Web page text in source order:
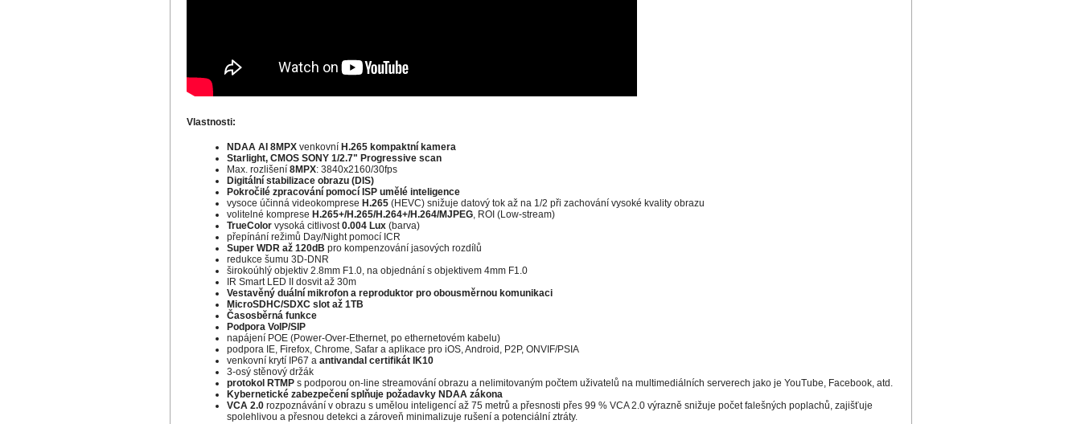
Vlastnosti:
NDAA AI 8MPXvenkovní H.265 kompaktní kamera
Starlight, CMOS SONY 1/2.7" Progressive scan
Max. rozlišení 8MPX: 3840x2160/30fps
Digitální stabilizace obrazu (DIS)
Pokročilé zpracování pomocí ISP umělé inteligence
vysoce účinná videokomprese H.265(HEVC) snižuje datový tok až na 1/2 při zachování vysoké kvality obrazu
volitelné komprese H.265+/H.265/H.264+/H.264/MJPEG, ROI (Low-stream)
TrueColorvysoká citlivost0.004 Lux(barva)
přepínání režimů Day/Night pomocí ICR
Super WDR až 120dB pro kompenzování jasových rozdílů
redukce šumu 3D-DNR
širokoúhlý objektiv 2.8mm F1.0, na objednání s objektivem 4mm F1.0
IR Smart LED II dosvit až 30m
Vestavěný duální mikrofon a reproduktor pro obousměrnou komunikaci
MicroSDHC/SDXC slot až 1TB
Časosběrná funkce
Podpora VoIP/SIP
napájení POE (Power-Over-Ethernet, po ethernetovém kabelu)
podpora IE, Firefox, Chrome, Safar a aplikace pro iOS, Android, P2P, ONVIF/PSIA
venkovní krytí IP67 a antivandal certifikát IK10
3-osý stěnový držák
protokol RTMPs podporou on-line streamování obrazu a nelimitovaným počtem uživatelů na multimediálních serverech jako je YouTube, Facebook, atd.
Kybernetické zabezpečení splňuje požadavky NDAA zákona
VCA 2.0rozpoznávání v obrazu s umělou inteligencí až 75 metrů a přesnosti přes 99 % VCA 2.0 výrazně snižuje počet falešných poplachů, zajišťuje
spolehlivou a přesnou detekci a zároveň minimalizuje rušení a potenciální ztráty.